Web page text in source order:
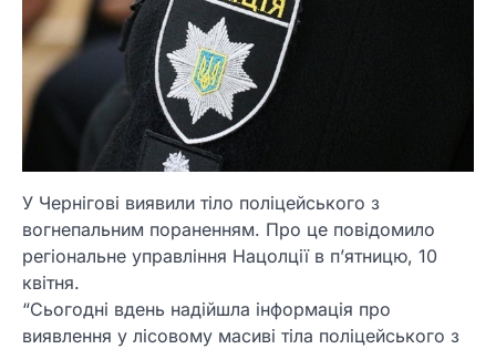
У Чернігові виявили тіло поліцейського з
вогнепальним пораненням. Про це повідомило
регіональне управління Нацолції в п’ятницю, 10
квітня.
“Сьогодні вдень надійшла інформація про
виявлення у лісовому масиві тіла поліцейського з